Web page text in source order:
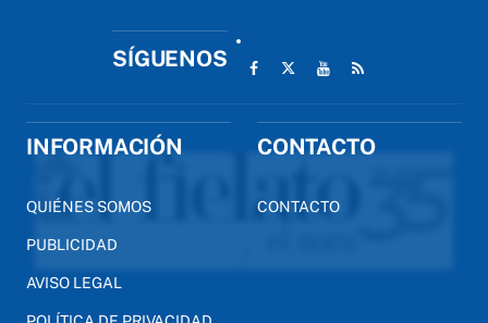
SÍGUENOS
INFORMACIÓN
QUIÉNES SOMOS
PUBLICIDAD
AVISO LEGAL
CONTACTO
CONTACTO